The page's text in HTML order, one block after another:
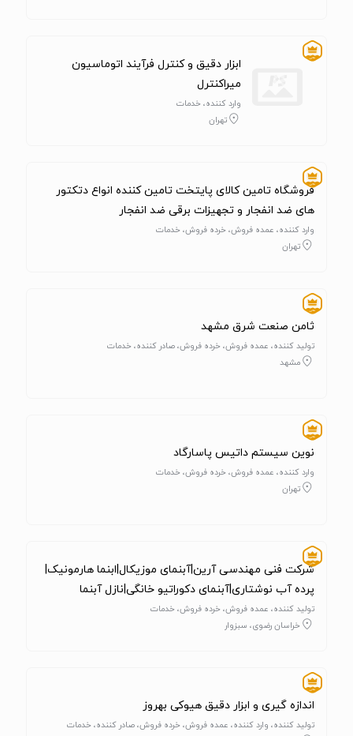
ابزار دقیق و کنترل فرآیند اتوماسیون
میراکنترل
وارد کننده، خدمات
تهران
فروشگاه تامین کالای پایتخت تامین کننده انواع دتکتور
های ضد انفجار و تجهیزات برقی ضد انفجار
وارد کننده، عمده فروش، خرده فروش، خدمات
تهران
ثامن صنعت شرق مشهد
تولید کننده، عمده فروش، خرده فروش، صادر کننده، خدمات
مشهد
نوین سیستم داتیس پاسارگاد
وارد کننده، عمده فروش، خرده فروش، خدمات
تهران
شرکت فنی مهندسی آرین|آبنمای موزیکال|ابنما هارمونیک|
پرده آب نوشتاری|آبنمای دکوراتیو خانگی|نازل آبنما
تولید کننده، عمده فروش، خرده فروش، خدمات
خراسان رضوی، سبزوار
اندازه گیری و ابزار دقیق هیوکی بهروز
تولید کننده، وارد کننده، عمده فروش، خرده فروش، صادر کننده، خدمات